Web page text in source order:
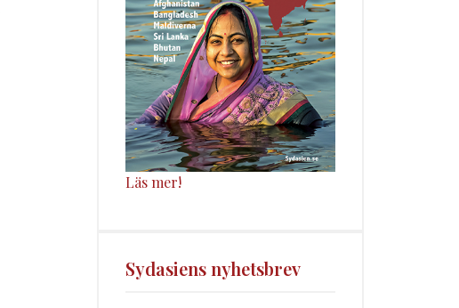
Läs mer!
Sydasiens nyhetsbrev